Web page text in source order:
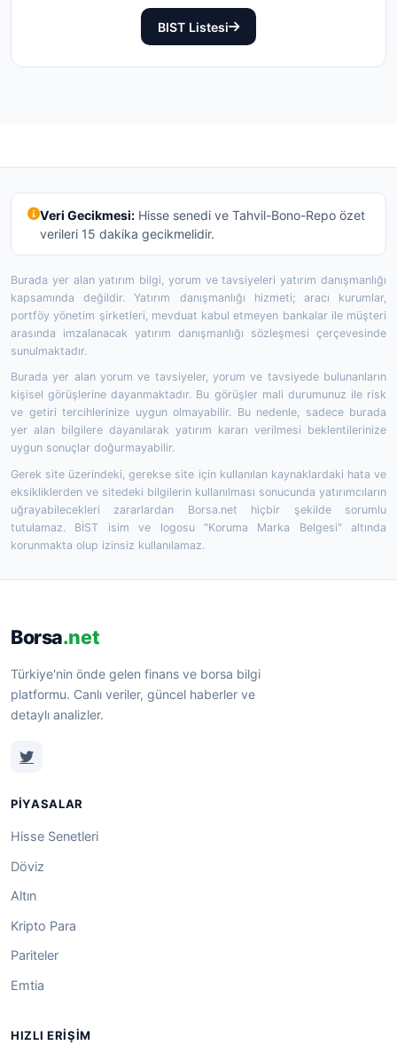
BIST Listesi
Veri Gecikmesi:Hisse senedi ve Tahvil-Bono-Repo özet
verileri 15 dakika gecikmelidir.
Burada yer alan yatırım bilgi, yorum ve tavsiyeleri yatırım danışmanlığı
kapsamında değildir. Yatırım danışmanlığı hizmeti; aracı kurumlar,
portföy yönetim şirketleri, mevduat kabul etmeyen bankalar ile müşteri
arasında imzalanacak yatırım danışmanlığı sözleşmesi çerçevesinde
sunulmaktadır.
Burada yer alan yorum ve tavsiyeler, yorum ve tavsiyede bulunanların
kişisel görüşlerine dayanmaktadır. Bu görüşler mali durumunuz ile risk
ve getiri tercihlerinize uygun olmayabilir. Bu nedenle, sadece burada
yer alan bilgilere dayanılarak yatırım kararı verilmesi beklentilerinize
uygun sonuçlar doğurmayabilir.
Gerek site üzerindeki, gerekse site için kullanılan kaynaklardaki hata ve
eksikliklerden ve sitedeki bilgilerin kullanılması sonucunda yatırımcıların
uğrayabilecekleri zararlardan Borsa.net hiçbir şekilde sorumlu
tutulamaz. BİST isim ve logosu "Koruma Marka Belgesi" altında
korunmakta olup izinsiz kullanılamaz.
Borsa.net
Türkiye'nin önde gelen finans ve borsa bilgi
platformu. Canlı veriler, güncel haberler ve
detaylı analizler.
PIYASALAR
Hisse Senetleri
Döviz
Altın
Kripto Para
Pariteler
Emtia
HIZLI ERIŞIM